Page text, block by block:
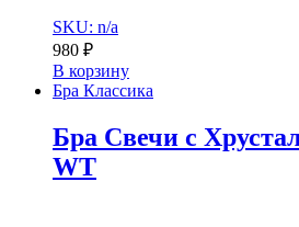
SKU: n/a
980 ₽
В корзину
Бра Классика
Бра Свечи с
WT